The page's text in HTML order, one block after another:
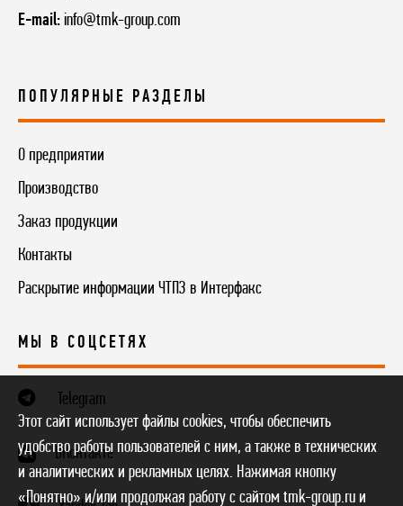
E-mail: info@tmk-group.com
ПОПУЛЯРНЫЕ РАЗДЕЛЫ
О предприятии
Производство
Заказ продукции
Контакты
Раскрытие информации ЧТПЗ в Интерфакс
МЫ В СОЦСЕТЯХ
Telegram
ВКонтакте
Этот сайт использует файлы cookies, чтобы обеспечить
удобство работы пользователей с ним, а также в технических
и аналитических и рекламных целях. Нажимая кнопку
«Понятно» и/или продолжая работу с сайтом tmk-group.ru и